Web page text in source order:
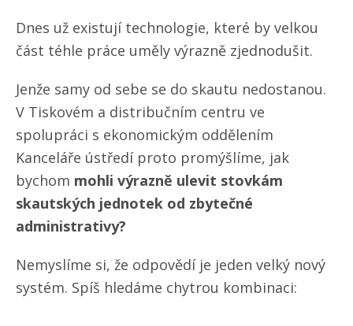
Dnes už existují technologie, které by velkou
část téhle práce uměly výrazně zjednodušit.
Jenže samy od sebe se do skautu nedostanou.
V Tiskovém a distribučním centru ve
spolupráci s ekonomickým oddělením
Kanceláře ústředí proto promýšlíme, jak
bychom mohli výrazně ulevit stovkám
skautských jednotek od zbytečné
administrativy?
Nemyslíme si, že odpovědí je jeden velký nový
systém. Spíš hledáme chytrou kombinaci: